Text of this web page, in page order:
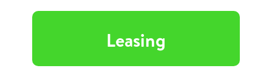
Leasing